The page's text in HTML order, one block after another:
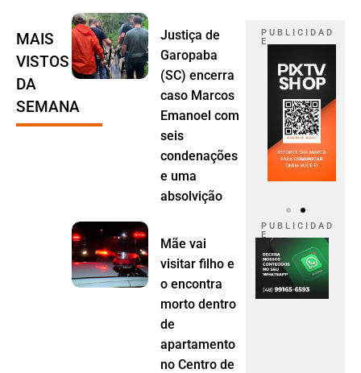
MAIS
VISTOS
DA
SEMANA
Justiça de
Garopaba
(SC) encerra
caso Marcos
Emanoel com
seis
condenações
e uma
absolvição
Mãe vai
visitar filho e
o encontra
morto dentro
de
apartamento
no Centro de
P U B L I C I D A D
E
P U B L I C I D A D
E